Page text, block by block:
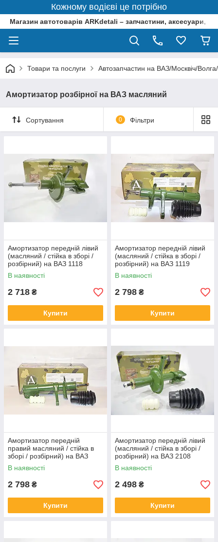
Кожному водієві це потрібно
Магазин автотоварів ARKdetali – запчастини, аксесуари,
Товари та послуги Автозапчастин на ВАЗ/Москвіч/
Амортизатор розбірної на ВАЗ масляний
Сортування 0 Фільтри
Амортизатор передній лівий
(масляний / стійка в зборі /
розбірний) на ВАЗ 1118
В наявності
2 718 ₴
Купити
Амортизатор передній лівий
(масляний / стійка в зборі /
розбірний) на ВАЗ 1119
В наявності
2 798 ₴
Купити
Амортизатор передній
правий масляний / стійка в
зборі / розбірний) на ВАЗ
1119
В наявності
2 798 ₴
Купити
Амортизатор передній лівий
(масляний / стійка в зборі /
розбірний) на ВАЗ 2108
В наявності
2 498 ₴
Купити